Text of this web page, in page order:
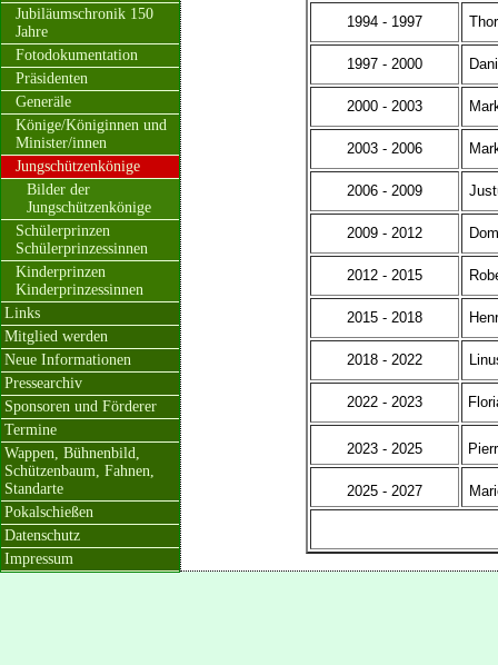
1994 - 1997
1997 - 2000
2000 - 2003
2003 - 2006
2006 - 2009
2009 - 2012
2012 - 2015
2015 - 2018
2018 - 2022
2022 - 2023
2023 - 2025
2025 - 2027
Jubiläumschronik 150
Jahre
Fotodokumentation
Präsidenten
Generäle
Könige/Königinnen und
Minister/innen
Jungschützenkönige
Bilder der
Jungschützenkönige
Schülerprinzen
Schülerprinzessinnen
Kinderprinzen
Kinderprinzessinnen
Links
Mitglied werden
Neue Informationen
Pressearchiv
Sponsoren und Förderer
Termine
Wappen, Bühnenbild,
Schützenbaum, Fahnen,
Standarte
Pokalschießen
Datenschutz
Impressum